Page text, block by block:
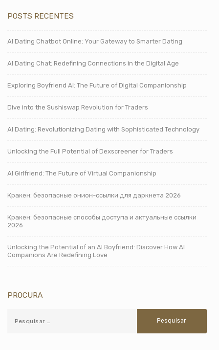
POSTS RECENTES
AI Dating Chatbot Online: Your Gateway to Smarter Dating
AI Dating Chat: Redefining Connections in the Digital Age
Exploring Boyfriend AI: The Future of Digital Companionship
Dive into the Sushiswap Revolution for Traders
AI Dating: Revolutionizing Dating with Sophisticated Technology
Unlocking the Full Potential of Dexscreener for Traders
AI Girlfriend: The Future of Virtual Companionship
Кракен: безопасные онион-ссылки для даркнета 2026
Кракен: безопасные способы доступа и актуальные ссылки
2026
Unlocking the Potential of an AI Boyfriend: Discover How AI
Companions Are Redefining Love
PROCURA